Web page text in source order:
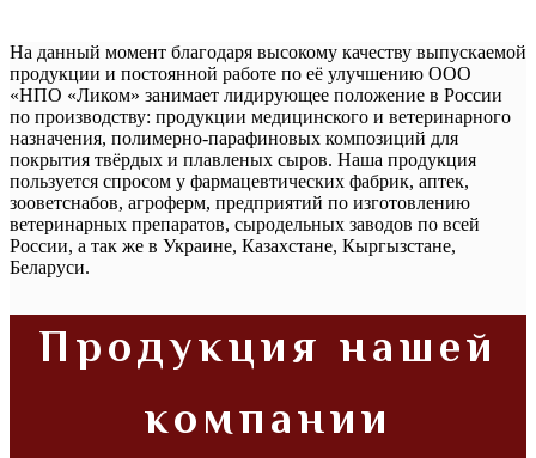
На данный момент благодаря высокому качеству выпускаемой
продукции и постоянной работе по её улучшению ООО
«НПО «Ликом» занимает лидирующее положение в России
по производству: продукции медицинского и ветеринарного
назначения, полимерно-парафиновых композиций для
покрытия твёрдых и плавленых сыров. Наша продукция
пользуется спросом у фармацевтических фабрик, аптек,
зооветснабов, агроферм, предприятий по изготовлению
ветеринарных препаратов, сыродельных заводов по всей
России, а так же в Украине, Казахстане, Кыргызстане,
Беларуси.
Продукция нашей
компании